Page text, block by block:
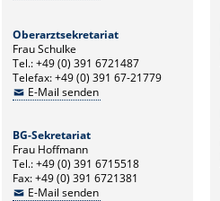
Oberarztsekretariat
Frau Schulke
Tel.: +49 (0) 391 6721487
Telefax: +49 (0) 391 67-21779
E-Mail senden
BG-Sekretariat
Frau Hoffmann
Tel.: +49 (0) 391 6715518
Fax: +49 (0) 391 6721381
E-Mail senden